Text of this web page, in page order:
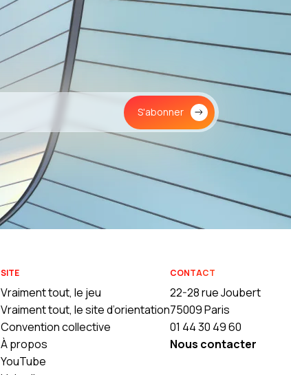
S'abonner
SITE
Vraiment tout, le jeu
Vraiment tout, le site d’orientation
Convention collective
À propos
YouTube
CONTACT
22-28 rue Joubert
75009 Paris
01 44 30 49 60
Nous contacter